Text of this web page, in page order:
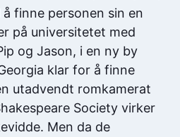
finne personen sin en
på universitetet med
og Jason, i en ny by
klar for å finne
utadvendt romkamerat
Society virker
Men da de